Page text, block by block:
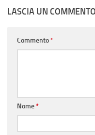
LASCIA UN COMMENTO
Commento*
Nome*